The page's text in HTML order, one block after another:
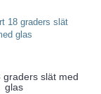
graders slät med
glas